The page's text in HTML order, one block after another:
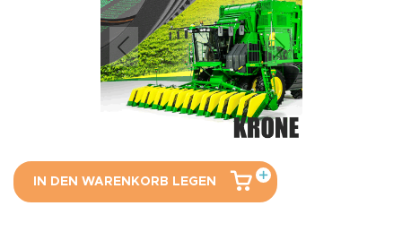
IN DEN WARENKORB LEGEN